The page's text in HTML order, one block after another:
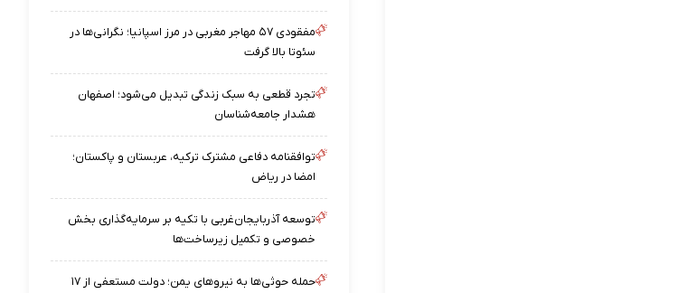
مفقودی ۵۷ مهاجر مغربی در مرز اسپانیا؛ نگرانی‌ها در
سئوتا بالا گرفت
تجرد قطعی به سبک زندگی تبدیل می‌شود؛ اصفهان
هشدار جامعه‌شناسان
توافقنامه دفاعی مشترک ترکیه، عربستان و پاکستان؛
امضا در ریاض
توسعه آذربایجان‌غربی با تکیه بر سرمایه‌گذاری بخش
خصوصی و تکمیل زیرساخت‌ها
حمله حوثی‌ها به نیروهای یمن؛ دولت مستعفی از ۱۷